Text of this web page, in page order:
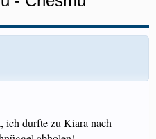
ich durfte zu Kiara nach